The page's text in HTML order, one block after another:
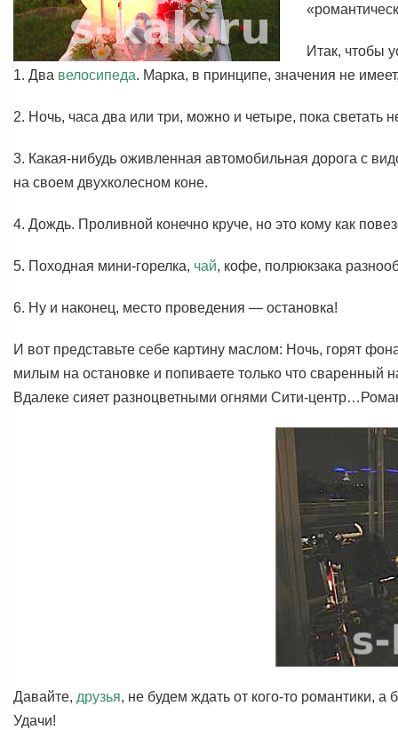
Итак, чтобы
1. Два велосипеда. Марка, в принципе, значения не
2. Ночь, часа два или три, можно и четыре, пока светать
3. Какая-нибудь оживленная автомобильная дорога с
на своем двухколесном коне.
4. Дождь. Проливной конечно круче, но это кому как
5. Походная мини-горелка, чай, кофе, полрюкзака
6. Ну и наконец, место проведения — остановка!
И вот представьте себе картину маслом: Ночь, горят
милым на остановке и попиваете только что сваренный
Вдалеке сияет разноцветными огнями Сити-
Давайте, друзья, не будем ждать от кого-то романтики,
Удачи!